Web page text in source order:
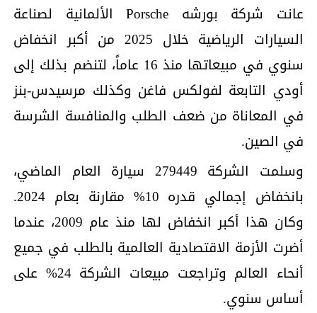
عانت شركة بورشه Porsche الألمانية لصناعة
السيارات الرياضية خلال 2025 من أكبر انخفاض
سنوي في مبيعاتها منذ 16 عاماً، لتنضم بذلك إلى
أودي التابعة لفولكس فاغن وكذلك مرسيدس-بنز
في المعاناة من ضعف الطلب والمنافسة الشرسة
في الصين.
وسلمت ‌الشركة 279449 ​سيارة العام الماضي،
بانخفاض ‌إجمالي قدره 10% مقارنة بعام 2024.
وكان هذا أكبر انخفاض لها منذ عام 2009، عندما
أضرت الأزمة ‌الاقتصادية العالمية ⁠بالطلب في جميع
‌أنحاء العالم وتراجعت مبيعات الشركة ⁠24% على
أساس سنوي.